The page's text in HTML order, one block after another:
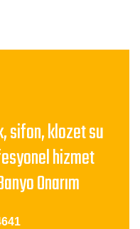
sifon, klozet su
hizmet
Onarım